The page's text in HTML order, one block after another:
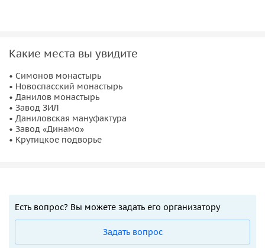
Какие места вы увидите
• Симонов монастырь
• Новоспасский монастырь
• Данилов монастырь
• Завод ЗИЛ
• Даниловская мануфактура
• Завод «Динамо»
• Крутицкое подворье
Есть вопрос? Вы можете задать его организатору
Задать вопрос